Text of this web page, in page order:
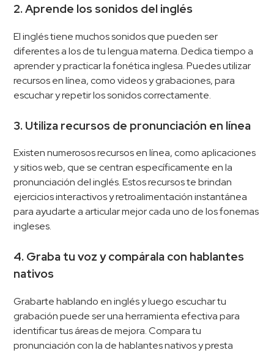
2. Aprende los sonidos del inglés
El inglés tiene muchos sonidos que pueden ser
diferentes a los de tu lengua materna. Dedica tiempo a
aprender y practicar la fonética inglesa. Puedes utilizar
recursos en línea, como videos y grabaciones, para
escuchar y repetir los sonidos correctamente.
3. Utiliza recursos de pronunciación en línea
Existen numerosos recursos en línea, como aplicaciones
y sitios web, que se centran específicamente en la
pronunciación del inglés. Estos recursos te brindan
ejercicios interactivos y retroalimentación instantánea
para ayudarte a articular mejor cada uno de los fonemas
ingleses.
4. Graba tu voz y compárala con hablantes
nativos
Grabarte hablando en inglés y luego escuchar tu
grabación puede ser una herramienta efectiva para
identificar tus áreas de mejora. Compara tu
pronunciación con la de hablantes nativos y presta